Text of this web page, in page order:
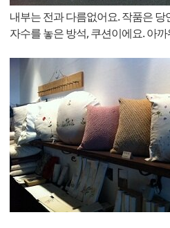
내부는 전과 다름없어요. 작품은 당
자수를 놓은 방석, 쿠션이에요. 아